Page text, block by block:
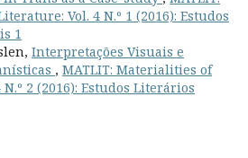
Vol. 4 N.º 1 (2016): Estudos
1
Interpretações Visuais e
, MATLIT: Materialities of
2 (2016): Estudos Literários